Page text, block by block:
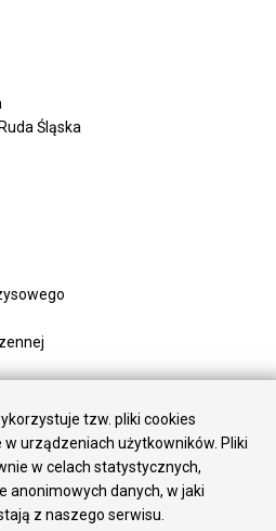
Śląska
tzw. pliki cookies
w urządzeniach użytkowników. Pliki
w celach statystycznych,
anonimowych danych, w jaki
z naszego serwisu.